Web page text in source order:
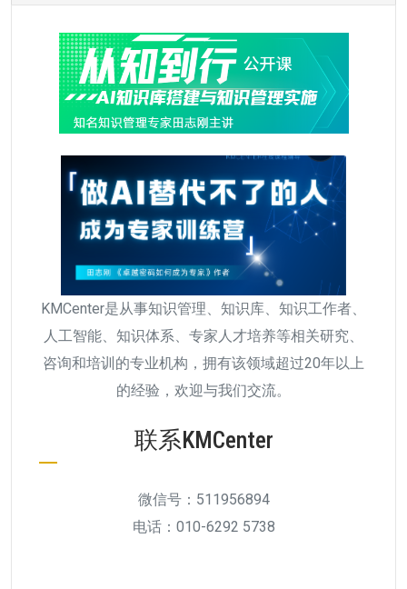
KMCenter是从事知识管理、知识库、知识工作者、
人工智能、知识体系、专家人才培养等相关研究、
咨询和培训的专业机构，拥有该领域超过20年以上
的经验，欢迎与我们交流。
联系KMCenter
微信号：511956894
电话：010-6292 5738